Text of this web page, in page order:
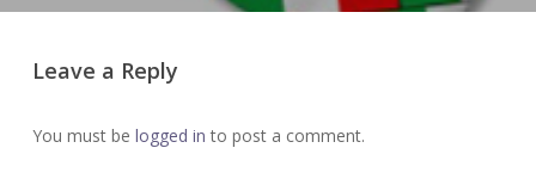
Leave a Reply
You must be logged in to post a comment.